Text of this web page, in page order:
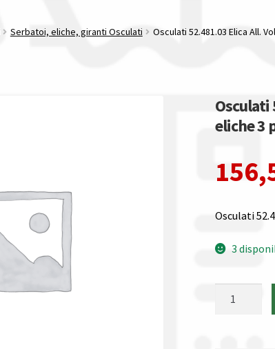
Serbatoi, eliche, giranti Osculati Osculati 52.481.03 Elica All.
Osculati
eliche 3
Osculati
3